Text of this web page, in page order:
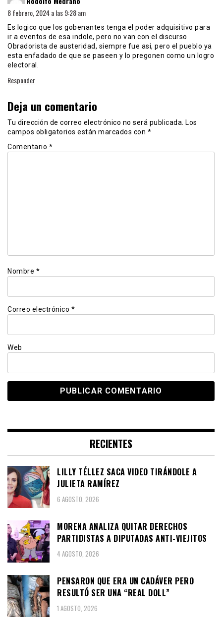
8 febrero, 2024 a las 9:28 am
Es logico que los gobenantes tenga el poder adquisitivo para
ir a eventos de esa indole, pero no van con el discurso
Obradorista de austeridad, siempre fue asi, pero el pueblo ya
esta enfadado de que se paseen y lo pregonen como un logro
electoral.
Responder
Deja un comentario
Tu dirección de correo electrónico no será publicada.
Los
campos obligatorios están marcados con *
Comentario *
Nombre *
Correo electrónico *
Web
RECIENTES
LILLY TÉLLEZ SACA VIDEO TIRÁNDOLE A
JULIETA RAMÍREZ
6 AGOSTO, 2026
MORENA ANALIZA QUITAR DERECHOS
PARTIDISTAS A DIPUTADAS ANTI-VIEJITOS
4 AGOSTO, 2026
PENSARON QUE ERA UN CADÁVER PERO
RESULTÓ SER UNA “REAL DOLL”
1 AGOSTO, 2026